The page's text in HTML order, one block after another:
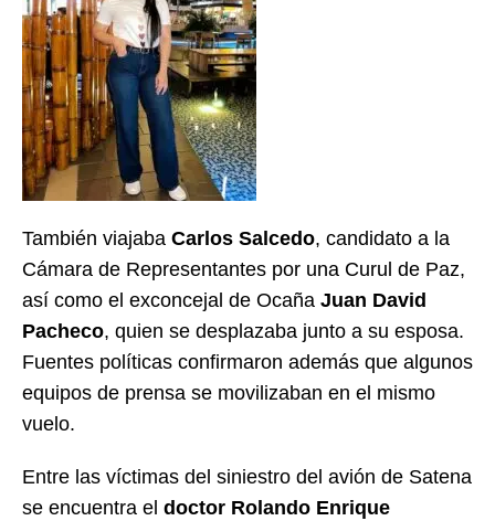
También viajaba Carlos Salcedo, candidato a la
Cámara de Representantes por una Curul de Paz,
así como el exconcejal de Ocaña Juan David
Pacheco, quien se desplazaba junto a su esposa.
Fuentes políticas confirmaron además que algunos
equipos de prensa se movilizaban en el mismo
vuelo.
Entre las víctimas del siniestro del avión de Satena
se encuentra el doctor Rolando Enrique